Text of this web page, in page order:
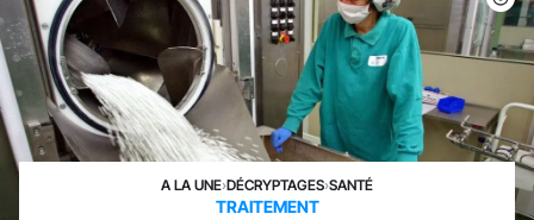
A LA UNE›DÉCRYPTAGES›SANTÉ
TRAITEMENT